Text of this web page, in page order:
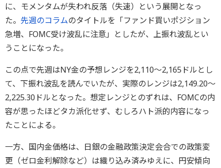
に、モメンタムが失われ反落（失速）という展開となっ
た。 先週のコラムのタイトルを「ファンド買いポジション
急増、FOMC受け波乱に注意」としたが、上振れ波乱とい
うことになった。
この点で先週はNY金の予想レンジを2,110～2,165ドルとし
て、下振れ波乱を読んでいたが、実際のレンジは2,149.20～
2,225.30ドルとなった。想定レンジとのずれは、FOMCの内
容が思ったほどタカ派化せず、むしろハト派的内容になっ
たことによる。
一方、国内金価格は、日銀の金融政策決定会合での政策変
更（ゼロ金利解除など）は織り込み済みゆえに、円安傾向